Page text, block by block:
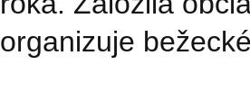
organizuje